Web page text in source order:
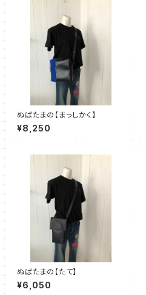
ぬばたまの【まっしかく】
¥8,250
ぬばたまの【たて】
¥6,050